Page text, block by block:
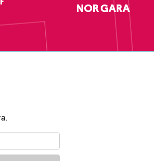
NOR GARA